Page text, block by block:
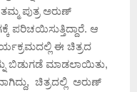
ಪುತ್ರ ಅರುಣ್
ಪರಿಚಯಿಸುತ್ತಿದ್ದಾರೆ. ಆ
ಈ ಚಿತ್ರದ
ಬಿಡುಗಡೆ ಮಾಡಲಾಯಿತು,
ಚಿತ್ರದಲ್ಲಿ ಅರುಣ್